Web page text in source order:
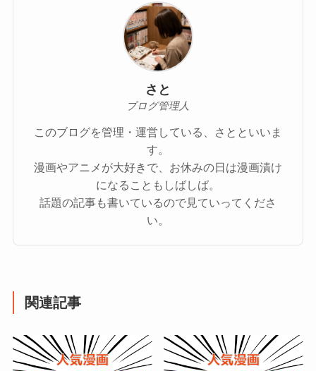
さと
ブログ管理人
このブログを管理・運営している、さとといいま
す。
漫画やアニメが大好きで、お休みの日は漫画漬け
になることもしばしば。
話題の記事も書いているので見ていってくださ
い。
関連記事